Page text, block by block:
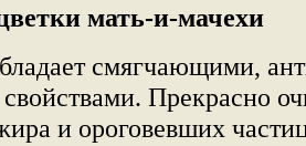
мать-и-мачехи
смягчающими,
Прекрасно
и ороговевших